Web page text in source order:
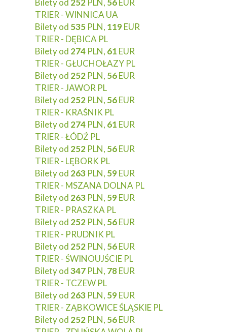
Bilety od 252 PLN, 56 EUR
TRIER - WINNICA UA
Bilety od 535 PLN, 119EUR
TRIER - DĘBICA PL
Bilety od 274 PLN, 61 EUR
TRIER - GŁUCHOŁAZY PL
Bilety od 252 PLN, 56EUR
TRIER - JAWOR PL
Bilety od 252 PLN, 56EUR
TRIER - KRAŚNIK PL
Bilety od 274 PLN, 61 EUR
TRIER - ŁÓDŹ PL
Bilety od 252 PLN, 56EUR
TRIER - LĘBORK PL
Bilety od 263 PLN, 59EUR
TRIER - MSZANA DOLNA PL
Bilety od 263 PLN, 59EUR
TRIER - PRASZKA PL
Bilety od 252 PLN, 56EUR
TRIER - PRUDNIK PL
Bilety od 252 PLN, 56EUR
TRIER - ŚWINOUJŚCIE PL
Bilety od347 PLN, 78EUR
TRIER - TCZEW PL
Bilety od 263 PLN, 59EUR
TRIER - ZĄBKOWICE ŚLĄSKIE PL
Bilety od 252 PLN, 56EUR